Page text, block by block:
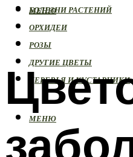
БОЛЕЗНИ РАСТЕНИЙ
ОРХИДЕИ
РОЗЫ
ДРУГИЕ ЦВЕТЫ
ДЕРЕВЬЯ И КУСТАРНИКИ
МЕНЮ
МЕНЮ